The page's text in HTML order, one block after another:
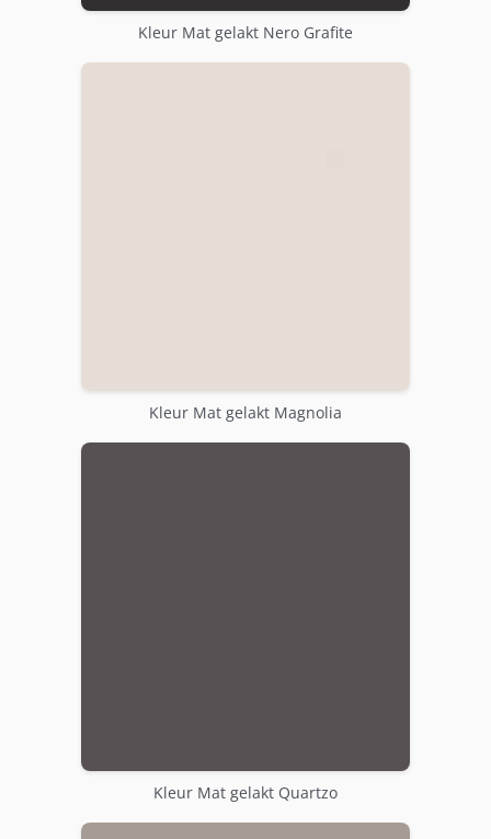
Kleur Mat gelakt Nero Grafite
Kleur Mat gelakt Magnolia
Kleur Mat gelakt Quartzo